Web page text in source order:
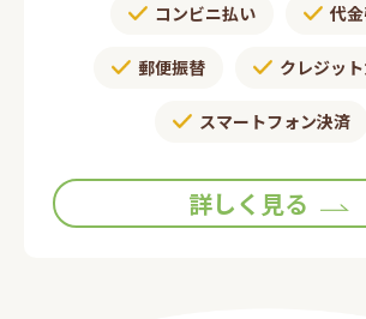
コンビニ払い 代
郵便振替​ クレジッ
スマートフォン決済
詳しく見る